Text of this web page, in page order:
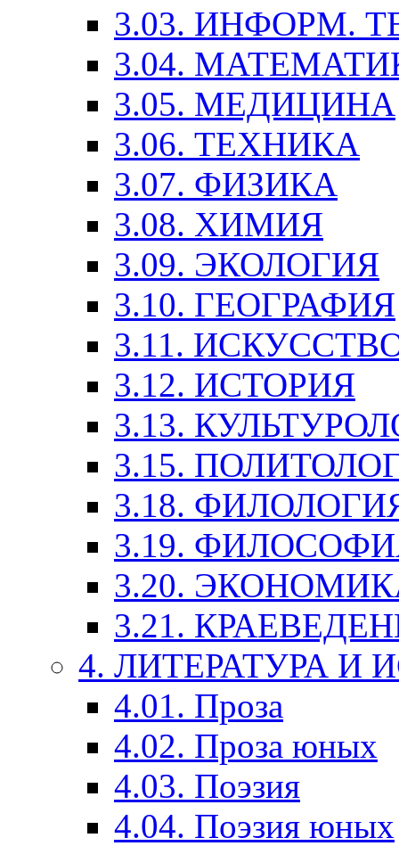
3.03. ИНФОРМ.
3.04.
3.05. МЕДИЦИНА
3.06. ТЕХНИКА
3.07. ФИЗИКА
3.08. ХИМИЯ
3.09. ЭКОЛОГИЯ
3.10. ГЕОГРАФИЯ
3.11.
3.12. ИСТОРИЯ
3.13.
3.15.
3.18.
3.19.
3.20.
3.21.
4. ЛИТЕРАТУРА И
4.01. Проза
4.02. Проза юных
4.03. Поэзия
4.04. Поэзия юных